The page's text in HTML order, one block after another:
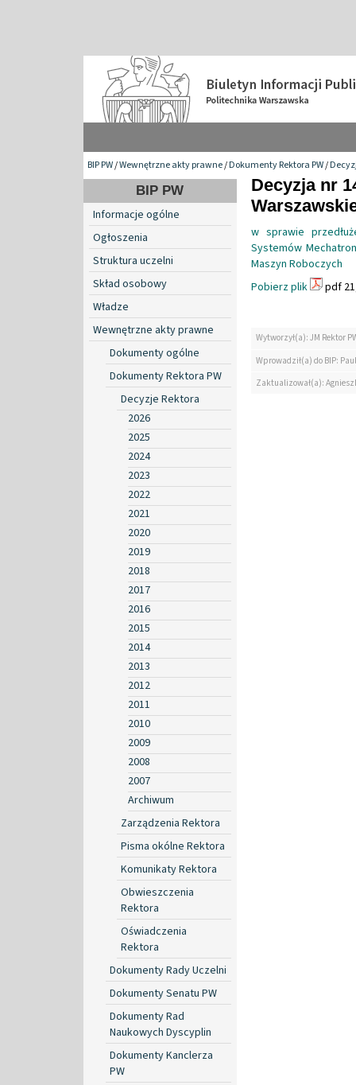
BIP PW/Wewnętrzne akty prawne/Dokumenty Rektora PW/
BIP PW
Informacje ogólne
Ogłoszenia
Struktura uczelni
Skład osobowy
Władze
Wewnętrzne akty prawne
Dokumenty ogólne
Dokumenty Rektora PW
Decyzje Rektora
2026
2025
2024
2023
2022
2021
2020
2019
2018
2017
2016
2015
2014
2013
2012
2011
2010
2009
2008
2007
Archiwum
Zarządzenia Rektora
Pisma okólne Rektora
Komunikaty Rektora
Obwieszczenia
Rektora
Oświadczenia
Rektora
Dokumenty Rady Uczelni
Dokumenty Senatu PW
Dokumenty Rad
Naukowych Dyscyplin
Dokumenty Kanclerza
PW
Decyzja nr
w sprawie
Systemów
Maszyn Roboczych
Pobierz plik
pdf
Wytworzył(a): JM Rektor
Wprowadził(a) do BIP:
Zaktualizował(a):